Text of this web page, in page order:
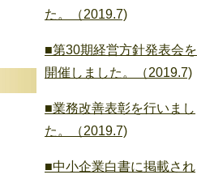
た。（2019.7)
■第30期経営方針発表会を
開催しました。（2019.7)
■業務改善表彰を行いまし
た。（2019.7)
■中小企業白書に掲載され